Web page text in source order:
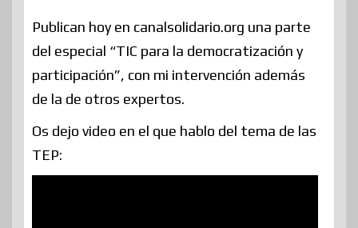
Publican hoy en canalsolidario.org una parte
del especial “TIC para la democratización y
participación”, con mi intervención además
de la de otros expertos.
Os dejo video en el que hablo del tema de las
TEP: